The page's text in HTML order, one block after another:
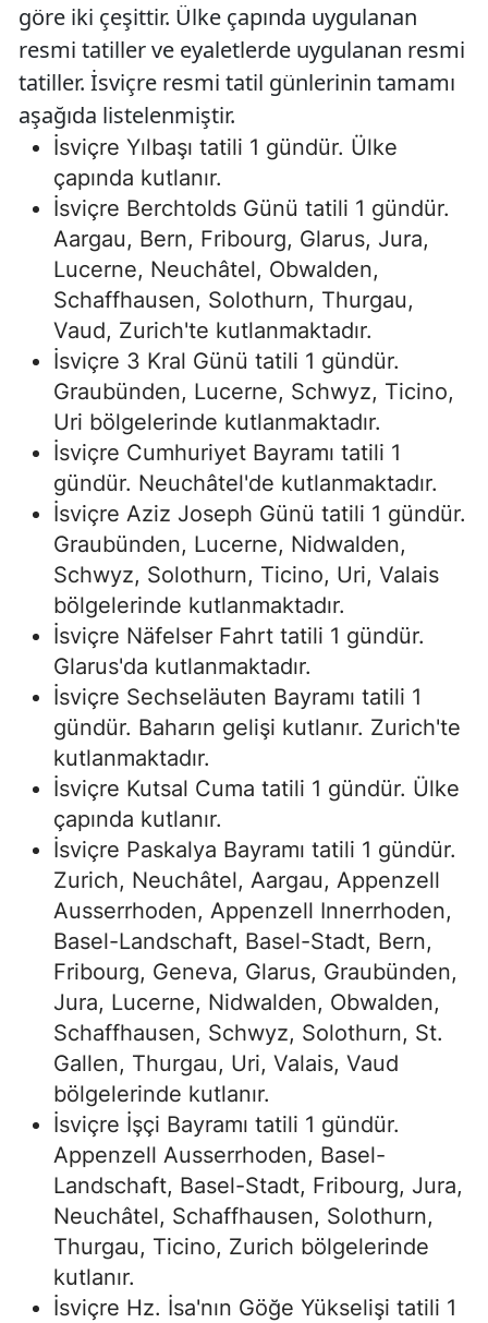
göre iki çeşittir. Ülke çapında uygulanan
resmi tatiller ve eyaletlerde uygulanan resmi
tatiller. İsviçre resmi tatil günlerinin tamamı
aşağıda listelenmiştir.
İsviçre Yılbaşı tatili 1 gündür. Ülke
çapında kutlanır.
İsviçre Berchtolds Günü tatili 1 gündür.
Aargau, Bern, Fribourg, Glarus, Jura,
Lucerne, Neuchâtel, Obwalden,
Schaffhausen, Solothurn, Thurgau,
Vaud, Zurich'te kutlanmaktadır.
İsviçre 3 Kral Günü tatili 1 gündür.
Graubünden, Lucerne, Schwyz, Ticino,
Uri bölgelerinde kutlanmaktadır.
İsviçre Cumhuriyet Bayramı tatili 1
gündür. Neuchâtel'de kutlanmaktadır.
İsviçre Aziz Joseph Günü tatili 1 gündür.
Graubünden, Lucerne, Nidwalden,
Schwyz, Solothurn, Ticino, Uri, Valais
bölgelerinde kutlanmaktadır.
İsviçre Näfelser Fahrt tatili 1 gündür.
Glarus'da kutlanmaktadır.
İsviçre Sechseläuten Bayramı tatili 1
gündür. Baharın gelişi kutlanır. Zurich'te
kutlanmaktadır.
İsviçre Kutsal Cuma tatili 1 gündür. Ülke
çapında kutlanır.
İsviçre Paskalya Bayramı tatili 1 gündür.
Zurich, Neuchâtel, Aargau, Appenzell
Ausserrhoden, Appenzell Innerrhoden,
Basel-Landschaft, Basel-Stadt, Bern,
Fribourg, Geneva, Glarus, Graubünden,
Jura, Lucerne, Nidwalden, Obwalden,
Schaffhausen, Schwyz, Solothurn, St.
Gallen, Thurgau, Uri, Valais, Vaud
bölgelerinde kutlanır.
İsviçre İşçi Bayramı tatili 1 gündür.
Appenzell Ausserrhoden, Basel-
Landschaft, Basel-Stadt, Fribourg, Jura,
Neuchâtel, Schaffhausen, Solothurn,
Thurgau, Ticino, Zurich bölgelerinde
kutlanır.
İsviçre Hz. İsa'nın Göğe Yükselişi tatili 1